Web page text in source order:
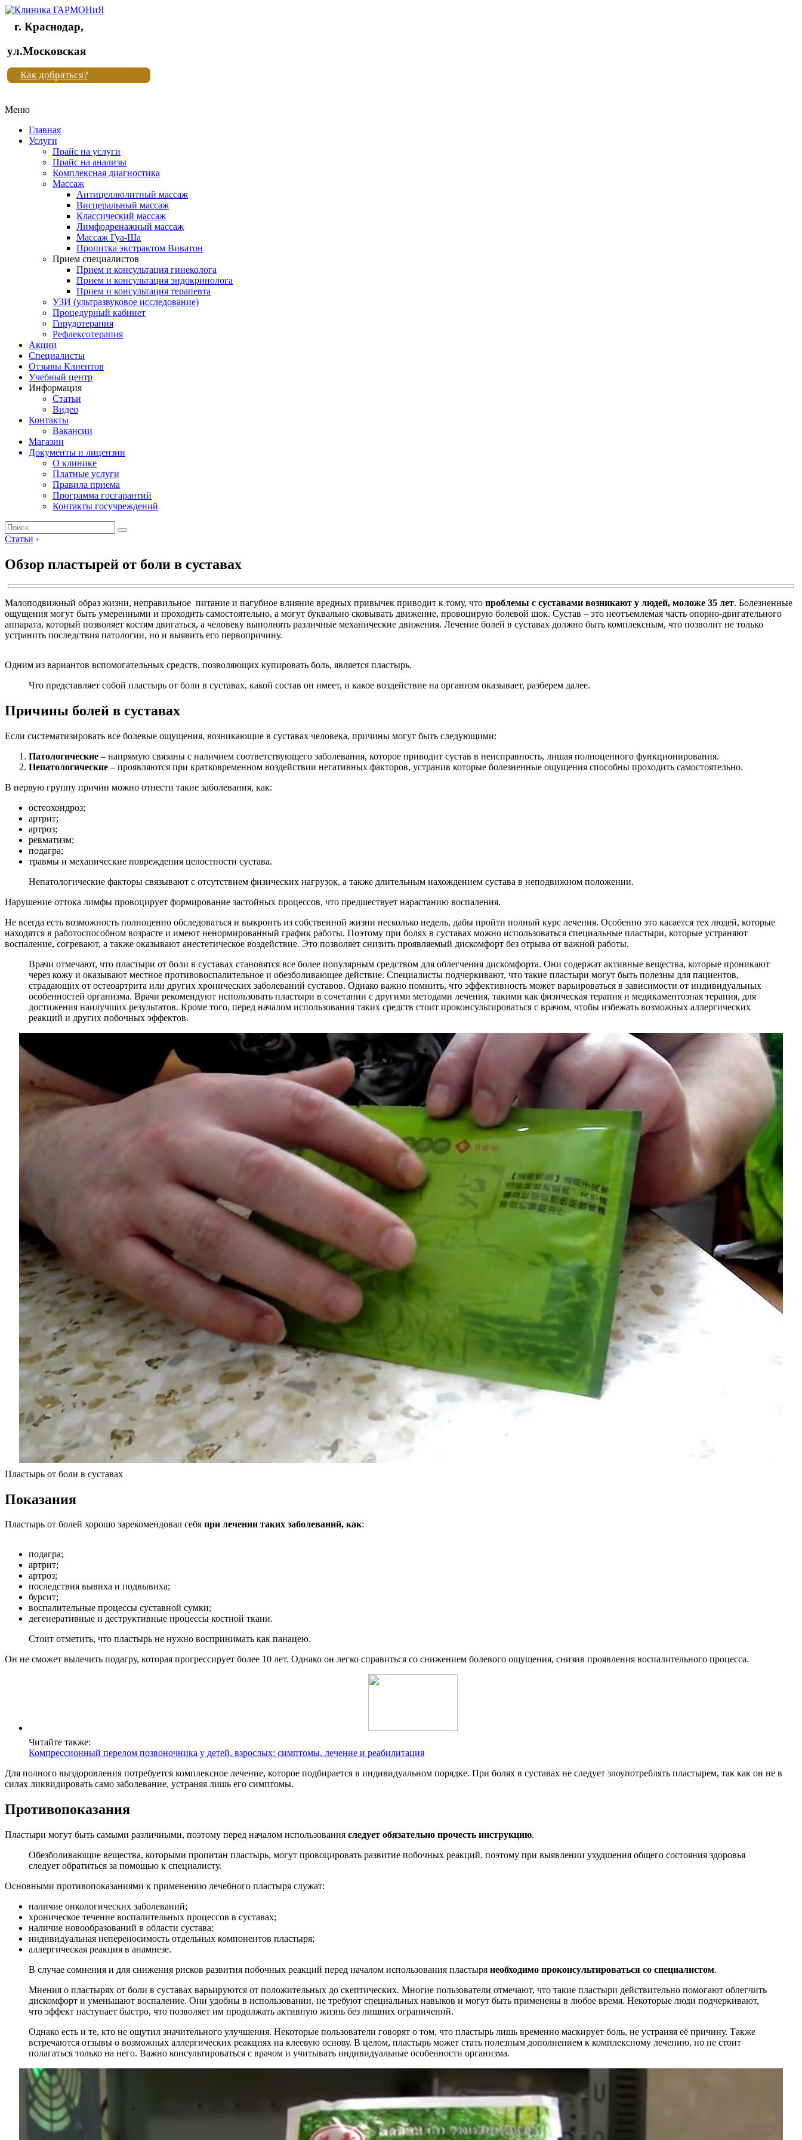
Клиника
"Новая
жизнь"
Клиника
жизнь"
г. Краснодар,
ул.Московская
Как добраться?
Меню
Главная
Услуги
Прайс на услуги
Прайс на анализы
Комплексная диагностика
Массаж
Антицеллюлитный массаж
Висцеральный массаж
Классический массаж
Лимфодренажный массаж
Массаж Гуа-Ша
Пропитка экстрактом Виватон
Прием специалистов
Прием и консультация гинеколога
Прием и консультация эндокринолога
Прием и консультация терапевта
УЗИ (ультразвуковое исследование)
Процедурный кабинет
Гирудотерапия
Рефлексотерапия
Акции
Специалисты
Отзывы Клиентов
Учебный центр
Информация
Статьи
Видео
Контакты
Вакансии
Магазин
Документы и лицензии
О клинике
Платные услуги
Правила приема
Программа госгарантий
Контакты госучреждений
Статьи ›
Обзор пластырей от боли в суставах
Малоподвижный образ жизни, неправильное питание и пагубное влияние вредных привычек приводит к тому, что проблемы с суставами возникают у людей, моложе 35 лет. Болезненные
ощущения могут быть умеренными и проходить самостоятельно, а могут буквально сковывать движение, провоцирую болевой шок. Сустав – это неотъемлемая часть опорно-двигательного
аппарата, который позволяет костям двигаться, а человеку выполнять различные механические движения. Лечение болей в суставах должно быть комплексным, что позволит не только
устранить последствия патологии, но и выявить его первопричину.
Одним из вариантов вспомогательных средств, позволяющих купировать боль, является пластырь.
Что представляет собой пластырь от боли в суставах, какой состав он имеет, и какое воздействие на организм оказывает, разберем далее.
Причины болей в суставах
Если систематизировать все болевые ощущения, возникающие в суставах человека, причины могут быть следующими:
Патологические – напрямую связаны с наличием соответствующего заболевания, которое приводит сустав в неисправность, лишая полноценного функционирования.
Непатологические – проявляются при кратковременном воздействии негативных факторов, устранив которые болезненные ощущения способны проходить самостоятельно.
В первую группу причин можно отнести такие заболевания, как:
остеохондроз;
артрит;
артроз;
ревматизм;
подагра;
травмы и механические повреждения целостности сустава.
Непатологические факторы связывают с отсутствием физических нагрузок, а также длительным нахождением сустава в неподвижном положении.
Нарушение оттока лимфы провоцирует формирование застойных процессов, что предшествует нарастанию воспаления.
Не всегда есть возможность полноценно обследоваться и выкроить из собственной жизни несколько недель, дабы пройти полный курс лечения. Особенно это касается тех людей, которые
находятся в работоспособном возрасте и имеют ненормированный график работы. Поэтому при болях в суставах можно использоваться специальные пластыри, которые устраняют
воспаление, согревают, а также оказывают анестетическое воздействие. Это позволяет снизить проявляемый дискомфорт без отрыва от важной работы.
Врачи отмечают, что пластыри от боли в суставах становятся все более популярным средством для облегчения дискомфорта. Они содержат активные вещества, которые проникают
через кожу и оказывают местное противовоспалительное и обезболивающее действие. Специалисты подчеркивают, что такие пластыри могут быть полезны для пациентов,
страдающих от остеоартрита или других хронических заболеваний суставов. Однако важно помнить, что эффективность может варьироваться в зависимости от индивидуальных
особенностей организма. Врачи рекомендуют использовать пластыри в сочетании с другими методами лечения, такими как физическая терапия и медикаментозная терапия, для
достижения наилучших результатов. Кроме того, перед началом использования таких средств стоит проконсультироваться с врачом, чтобы избежать возможных аллергических
реакций и других побочных эффектов.
Пластырь от боли в суставах
Показания
Пластырь от болей хорошо зарекомендовал себя при лечении таких заболеваний, как:
подагра;
артрит;
артроз;
последствия вывиха и подвывиха;
бурсит;
воспалительные процессы суставной сумки;
дегенеративные и деструктивные процессы костной ткани.
Стоит отметить, что пластырь не нужно воспринимать как панацею.
Он не сможет вылечить подагру, которая прогрессирует более 10 лет. Однако он легко справиться со снижением болевого ощущения, снизив проявления воспалительного процесса.
Читайте также:
Компрессионный перелом позвоночника у детей, взрослых: симптомы, лечение и реабилитация
Для полного выздоровления потребуется комплексное лечение, которое подбирается в индивидуальном порядке. При болях в суставах не следует злоупотреблять пластырем, так как он не в
силах ликвидировать само заболевание, устраняя лишь его симптомы.
Противопоказания
Пластыри могут быть самыми различными, поэтому перед началом использования следует обязательно прочесть инструкцию.
Обезболивающие вещества, которыми пропитан пластырь, могут провоцировать развитие побочных реакций, поэтому при выявлении ухудшения общего состояния здоровья
следует обратиться за помощью к специалисту.
Основными противопоказаниями к применению лечебного пластыря служат:
наличие онкологических заболеваний;
хроническое течение воспалительных процессов в суставах;
наличие новообразований в области сустава;
индивидуальная непереносимость отдельных компонентов пластыря;
аллергическая реакция в анамнезе.
В случае сомнения и для снижения рисков развития побочных реакций перед началом использования пластыря необходимо проконсультироваться со специалистом.
Мнения о пластырях от боли в суставах варьируются от положительных до скептических. Многие пользователи отмечают, что такие пластыри действительно помогают облегчить
дискомфорт и уменьшают воспаление. Они удобны в использовании, не требуют специальных навыков и могут быть применены в любое время. Некоторые люди подчеркивают,
что эффект наступает быстро, что позволяет им продолжать активную жизнь без лишних ограничений.
Однако есть и те, кто не ощутил значительного улучшения. Некоторые пользователи говорят о том, что пластырь лишь временно маскирует боль, не устраняя её причину. Также
встречаются отзывы о возможных аллергических реакциях на клеевую основу. В целом, пластырь может стать полезным дополнением к комплексному лечению, но не стоит
полагаться только на него. Важно консультироваться с врачом и учитывать индивидуальные особенности организма.